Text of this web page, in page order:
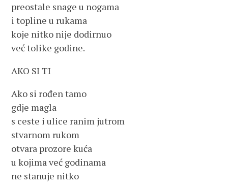
preostale snage u nogama
i topline u rukama
koje nitko nije dodirnuo
već tolike godine.
AKO SI TI
Ako si rođen tamo
gdje magla
s ceste i ulice ranim jutrom
stvarnom rukom
otvara prozore kuća
u kojima već godinama
ne stanuje nitko